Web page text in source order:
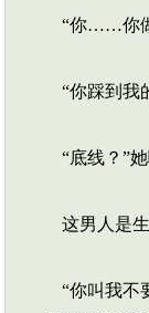
“你……你做
“你踩到我
“底线？”她
这男人是生
“你叫我不